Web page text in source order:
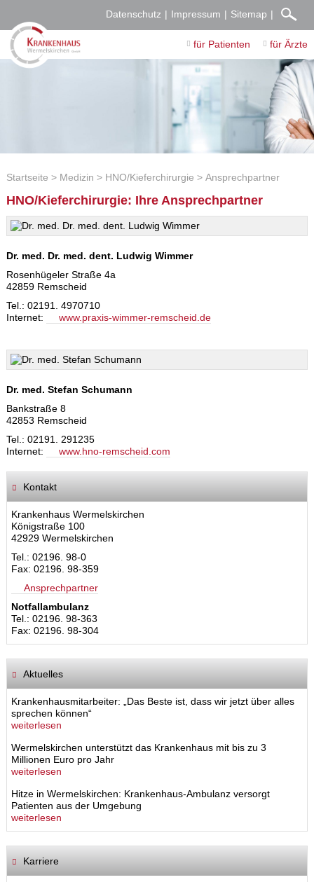
Datenschutz Impressum Sitemap
für Patienten für Ärzte
Startseite Medizin HNO/Kieferchirurgie Ansprechpartner
HNO/Kieferchirurgie: Ihre Ansprechpartner
Dr. med. Dr. med. dent. Ludwig Wimmer
Rosenhügeler Straße 4a
42859 Remscheid
Tel.: 02191. 4970710
Internet:
www.praxis-wimmer-remscheid.de
Dr. med. Stefan Schumann
Bankstraße 8
42853 Remscheid
Tel.: 02191. 291235
Internet:
www.hno-remscheid.com
Kontakt
Krankenhaus Wermelskirchen
Königstraße 100
42929 Wermelskirchen
Tel.: 02196. 98-0
Fax: 02196. 98-359
Ansprechpartner
Notfallambulanz
Tel.: 02196. 98-363
Fax: 02196. 98-304
Aktuelles
Krankenhausmitarbeiter: „Das Beste ist, dass wir jetzt über alles
sprechen können“
weiterlesen
Wermelskirchen unterstützt das Krankenhaus mit bis zu 3
Millionen Euro pro Jahr
weiterlesen
Hitze in Wermelskirchen: Krankenhaus-Ambulanz versorgt
Patienten aus der Umgebung
weiterlesen
Karriere